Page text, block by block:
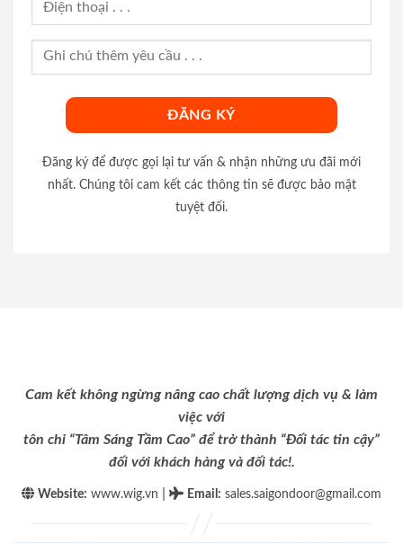
Đăng ký để được gọi lại tư vấn & nhận những ưu đãi mới
nhất. Chúng tôi cam kết các thông tin sẽ được bảo mật
tuyệt đối.
Cam kết không ngừng nâng cao chất lượng dịch vụ & làm
việc với
tôn chỉ “Tâm Sáng Tầm Cao” để trở thành “Đối tác tin cậy”
đối với khách hàng và đối tác!.
Website: www.wig.vn Email : sales.saigondoor@gmail.com